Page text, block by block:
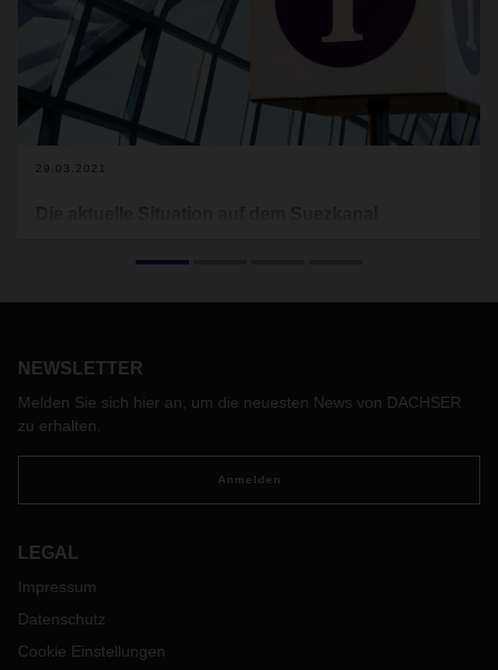
29.03.2021
NEWSLETTER
Melden Sie sich hier an, um die neuesten News von DACHSER
zu erhalten.
Anmelden
LEGAL
Impressum
Datenschutz
Cookie Einstellungen